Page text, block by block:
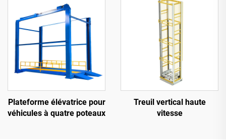
Plateforme élévatrice pour
véhicules à quatre poteaux
Treuil vertical haute
vitesse